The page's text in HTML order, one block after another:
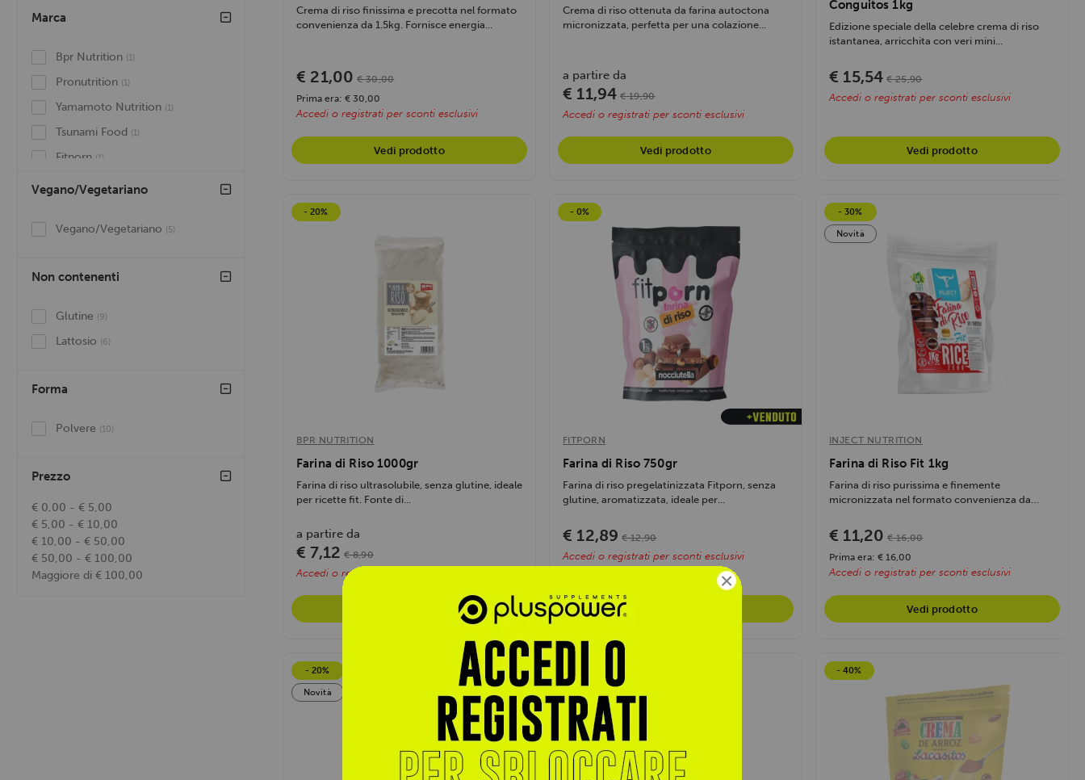
×
Marca
Bpr Nutrition (1)
Pronutrition (1)
Yamamoto Nutrition (1)
Tsunami Food (1)
Fitporn (1)
Max Protein (3)
Inject Nutrition(2)
Vegano/Vegetariano
Vegano/Vegetariano (5)
Non contenenti
Glutine (9)
Lattosio (6)
Forma
Polvere (10)
Prezzo
€ 0,00 - € 5,00
€ 5,00 - € 10,00
€ 10,00 - € 50,00
€ 50,00 - € 100,00
Maggiore di € 100,00
Crema di riso finissima e precotta nel formato
convenienza da 1.5kg. Fornisce energia...
€ 21,00 € 30,00
Prima era: € 30,00
Accedi o registrati per sconti esclusivi
Vedi prodotto
Crema di riso ottenuta da farina autoctona
micronizzata, perfetta per una colazione...
a partire da
€ 11,94 € 19,90
Accedi o registrati per sconti esclusivi
Vedi prodotto
Conguitos 1kg
Edizione speciale della celebre crema di riso
istantanea, arricchita con veri mini...
€ 15,54 € 25,90
Accedi o registrati per sconti esclusivi
Vedi prodotto
- 20%
BPR NUTRITION
Farina di Riso 1000gr
Farina di riso ultrasolubile, senza glutine, ideale
per ricette fit. Fonte di...
a partire da
€ 7,12 € 8,90
Accedi o registrati per sconti esclusivi
- 0%
FITPORN
Farina di Riso 750gr
Farina di riso pregelatinizzata Fitporn, senza
glutine, aromatizzata, ideale per...
€ 12,89 € 12,90
Accedi o registrati per sconti esclusivi
- 30%
Novità
INJECT NUTRITION
Farina di Riso Fit 1kg
Farina di riso purissima e finemente
micronizzata nel formato convenienza da
€ 11,20 € 16,00
Prima era: € 16,00
Accedi o registrati per sconti esclusivi
Vedi prodotto
- 20%
Novità
- 40%